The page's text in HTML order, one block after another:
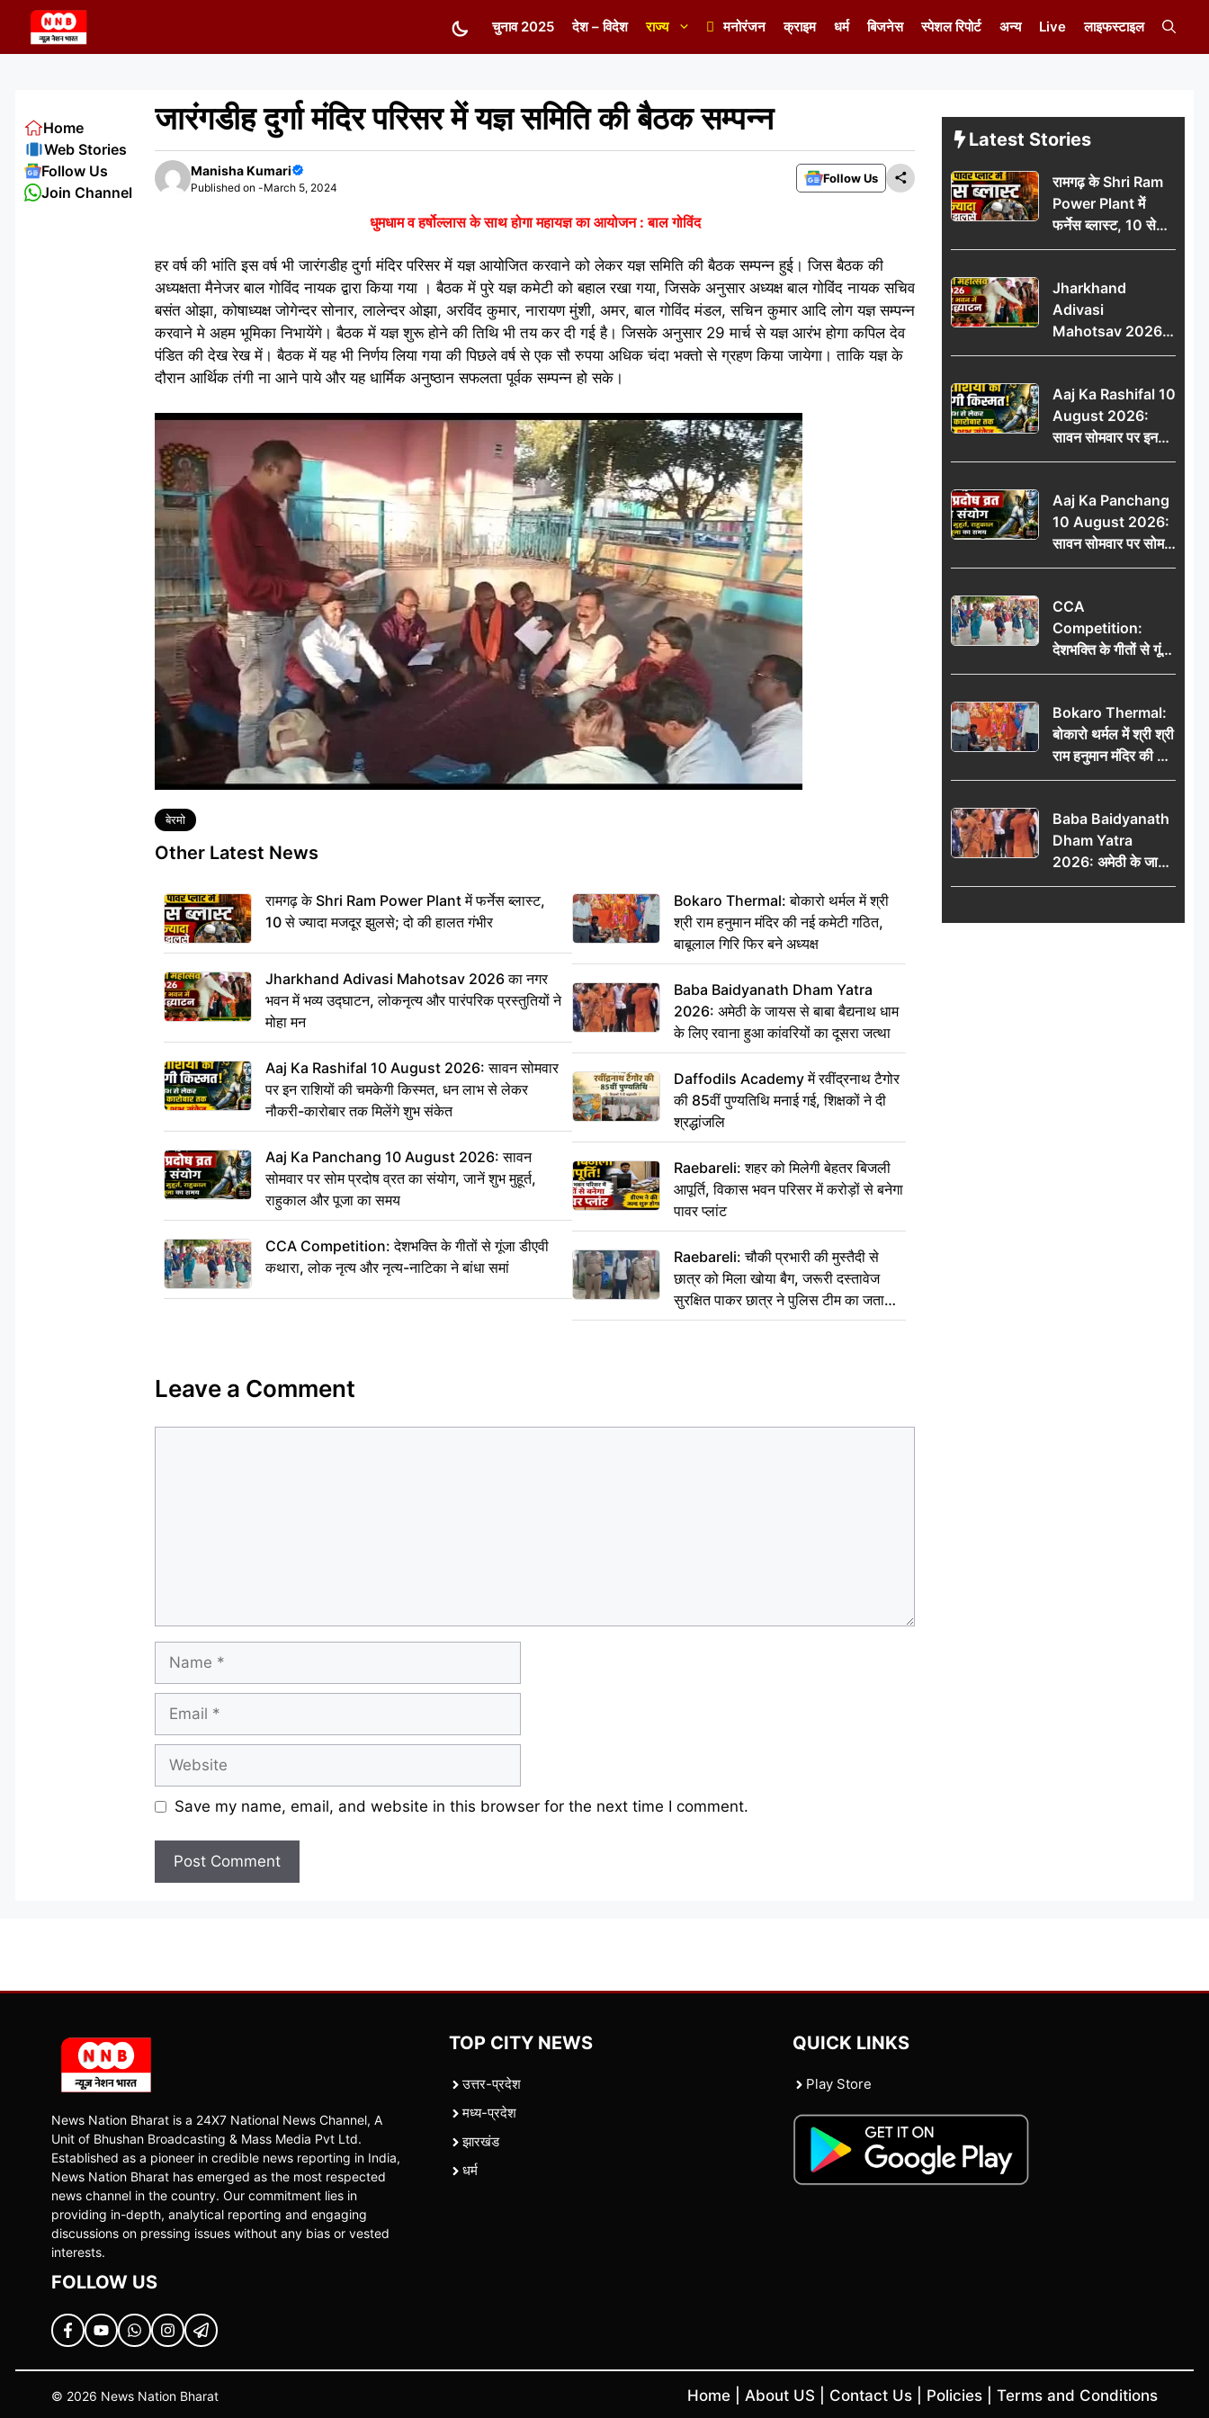
content
चुनाव 2025 देश – विदेश राज्य मनोरंजन क्राइम धर्म बिजनेस स्पेशल रिपोर्ट अन्य Live लाइफस्टाइल
जारंगडीह दुर्गा मंदिर परिसर में यज्ञ समिति की बैठक सम्पन्न
Manisha Kumari
Published on -March 5, 2024
Follow Us
धुमधाम व हर्षोल्लास के साथ होगा महायज्ञ का आयोजन : बाल गोविंद
हर वर्ष की भांति इस वर्ष भी जारंगडीह दुर्गा मंदिर परिसर में यज्ञ आयोजित करवाने को लेकर यज्ञ समिति की बैठक सम्पन्न हुई। जिस बैठक की
अध्यक्षता मैनेजर बाल गोविंद नायक द्वारा किया गया । बैठक में पुरे यज्ञ कमेटी को बहाल रखा गया, जिसके अनुसार अध्यक्ष बाल गोविंद नायक सचिव
बसंत ओझा, कोषाध्यक्ष जोगेन्दर सोनार, लालेन्दर ओझा, अरविंद कुमार, नारायण मुंशी, अमर, बाल गोविंद मंडल, सचिन कुमार आदि लोग यज्ञ सम्पन्न
करवाने मे अहम भूमिका निभायेंगे। बैठक में यज्ञ शुरू होने की तिथि भी तय कर दी गई है। जिसके अनुसार 29 मार्च से यज्ञ आरंभ होगा कपिल देव
पंडित की देख रेख में। बैठक में यह भी निर्णय लिया गया की पिछले वर्ष से एक सौ रुपया अधिक चंदा भक्तो से ग्रहण किया जायेगा। ताकि यज्ञ के
दौरान आर्थिक तंगी ना आने पाये और यह धार्मिक अनुष्ठान सफलता पूर्वक सम्पन्न हो सके।
Tags
बेरमो
Other Latest News
रामगढ़ के Shri Ram Power Plant में फर्नेस ब्लास्ट,
10 से ज्यादा मजदूर झुलसे; दो की हालत गंभीर
Jharkhand Adivasi Mahotsav 2026 का नगर
भवन में भव्य उद्घाटन, लोकनृत्य और पारंपरिक प्रस्तुतियों ने
मोहा मन
Aaj Ka Rashifal 10 August 2026: सावन सोमवार
पर इन राशियों की चमकेगी किस्मत, धन लाभ से लेकर
नौकरी-कारोबार तक मिलेंगे शुभ संकेत
Aaj Ka Panchang 10 August 2026: सावन
सोमवार पर सोम प्रदोष व्रत का संयोग, जानें शुभ मुहूर्त,
राहुकाल और पूजा का समय
CCA Competition: देशभक्ति के गीतों से गूंजा डीएवी
कथारा, लोक नृत्य और नृत्य-नाटिका ने बांधा समां
Bokaro Thermal: बोकारो थर्मल में श्री
श्री राम हनुमान मंदिर की नई कमेटी गठित,
बाबूलाल गिरि फिर बने अध्यक्ष
Baba Baidyanath Dham Yatra
2026: अमेठी के जायस से बाबा बैद्यनाथ धाम
के लिए रवाना हुआ कांवरियों का दूसरा जत्था
Daffodils Academy में रवींद्रनाथ टैगोर
की 85वीं पुण्यतिथि मनाई गई, शिक्षकों ने दी
श्रद्धांजलि
Raebareli: शहर को मिलेगी बेहतर बिजली
आपूर्ति, विकास भवन परिसर में करोड़ों से बनेगा
पावर प्लांट
Raebareli: चौकी प्रभारी की मुस्तैदी से
छात्र को मिला खोया बैग, जरूरी दस्तावेज
सुरक्षित पाकर छात्र ने पुलिस टीम का जताया
आभार
Leave a Comment
Save my name, email, and website in this browser for the next time I comment.
Home
Web Stories
Follow Us
Join Channel
Latest Stories
रामगढ़ के Shri Ram
Power Plant में
फर्नेस ब्लास्ट, 10 से
ज्यादा मजदूर झुलसे; दो
Jharkhand
Adivasi
Mahotsav 2026
का नगर भवन में भव्य
पारंपरिक प्रस्तुतियों ने
मोहा मन
Aaj Ka Rashifal 10
August 2026:
सावन सोमवार पर इन
राशियों की चमकेगी
लेकर नौकरी-कारोबार
तक मिलेंगे शुभ संकेत
Aaj Ka Panchang
10 August 2026:
सावन सोमवार पर सोम
प्रदोष व्रत का संयोग,
और पूजा का समय
CCA
Competition:
देशभक्ति के गीतों से गूंजा
डीएवी कथारा, लोक
बांधा समां
Bokaro Thermal:
बोकारो थर्मल में श्री श्री
राम हनुमान मंदिर की नई
कमेटी गठित, बाबूलाल
Baba Baidyanath
Dham Yatra
2026: अमेठी के जायस
से बाबा बैद्यनाथ धाम के
का दूसरा जत्था
News Nation Bharat is a 24X7 National News Channel, A
Unit of Bhushan Broadcasting & Mass Media Pvt Ltd.
Established as a pioneer in credible news reporting in India,
News Nation Bharat has emerged as the most respected
news channel in the country. Our commitment lies in
providing in-depth, analytical reporting and engaging
discussions on pressing issues without any bias or vested
interests.
FOLLOW US
TOP CITY NEWS
उत्तर-प्रदेश
मध्य-प्रदेश
झारखंड
धर्म
QUICK LINKS
Play Store
© 2026 News Nation Bharat Home About US Contact Us Policies Terms and Conditions